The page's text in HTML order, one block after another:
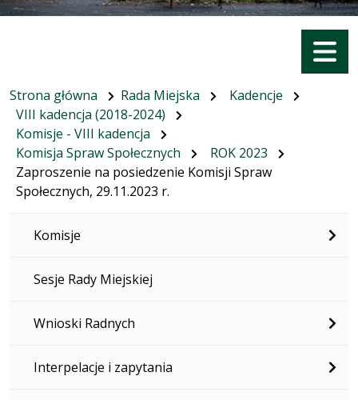
Menu
Strona główna Rada Miejska
Kadencje
VIII kadencja (2018-2024)
Komisje - VIII kadencja
Komisja Spraw Społecznych
ROK 2023
Zaproszenie na posiedzenie Komisji Spraw
Społecznych, 29.11.2023 r.
Komisje
Sesje Rady Miejskiej
Wnioski Radnych
Interpelacje i zapytania